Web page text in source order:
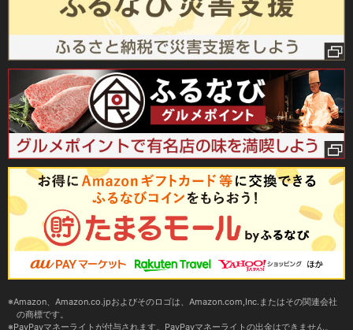
Amazon、Amazon.co.jpおよびそのロゴは、Amazon.com,Inc.またはその関連会社
の商標です。
PayPayマネーライトが付与されます。PayPayマネーライトの出金はできません。